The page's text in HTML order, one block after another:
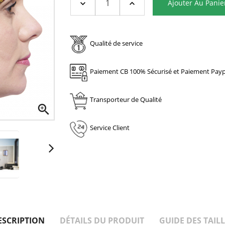

Ajouter Au
Qualité de service
Paiement CB 100% Sécurisé et Paiement
Transporteur de Qualité
Service Client
DÉTAILS DU PRODUIT GUIDE DES